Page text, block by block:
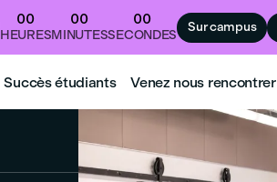
00
HEURES
00
MINUTES
00
SECONDES Sur campus
Succès étudiants Venez nous rencontrer